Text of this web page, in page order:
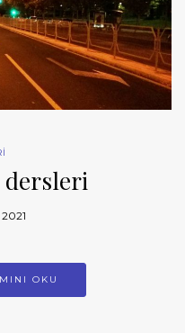
dersleri
OKU